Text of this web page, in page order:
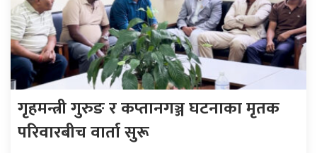
गृहमन्त्री गुरुङ र कप्तानगञ्ज घटनाका मृतक
परिवारबीच वार्ता सुरू